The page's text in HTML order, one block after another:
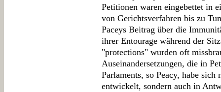
Petitionen waren eingebettet in
von Gerichtsverfahren bis zu
Paceys Beitrag über die
ihrer Entourage während der
"protections" wurden oft
Auseinandersetzungen, die in
Parlaments, so Peacy, habe
entwickelt, sondern auch in